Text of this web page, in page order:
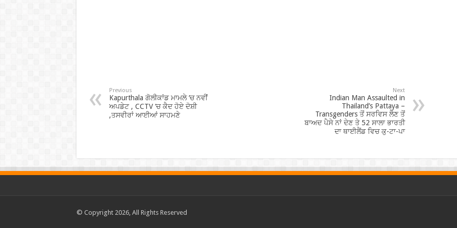
Previous
Kapurthala ਗੋਲੀਕਾਂਡ ਮਾਮਲੇ ‘ਚ ਨਵੀਂ
ਅਪਡੇਟ , CCTV ‘ਚ ਕੈਦ ਹੋਏ ਦੋਸ਼ੀ
,ਤਸਵੀਰਾਂ ਆਈਆਂ ਸਾਹਮਣੇ
Next
Indian Man Assaulted in
Thailand’s Pattaya –
Transgenders ਤੋਂ ਸਰਵਿਸ ਲੈਣ ਤੋਂ
ਬਾਅਦ ਪੈਸੇ ਨਾਂ ਦੇਣ ਤੇ 52 ਸਾਲਾ ਭਾਰਤੀ
ਦਾ ਥਾਈਲੈਂਡ ਵਿਚ ਕੁ-ਟਾ-ਪਾ
© Copyright 2026, All Rights Reserved